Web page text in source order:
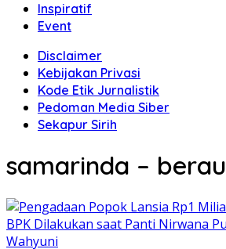
Inspiratif
Event
Disclaimer
Kebijakan Privasi
Kode Etik Jurnalistik
Pedoman Media Siber
Sekapur Sirih
samarinda – berau